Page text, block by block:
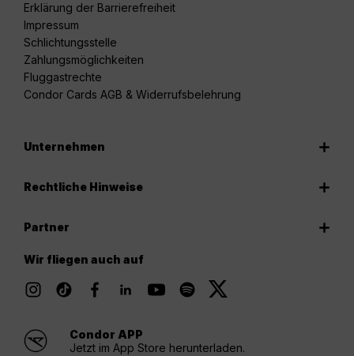
Erklärung der Barrierefreiheit
Impressum
Schlichtungsstelle
Zahlungsmöglichkeiten
Fluggastrechte
Condor Cards AGB & Widerrufsbelehrung
Unternehmen
Rechtliche Hinweise
Partner
Wir fliegen auch auf
Condor APP
Jetzt im App Store herunterladen.